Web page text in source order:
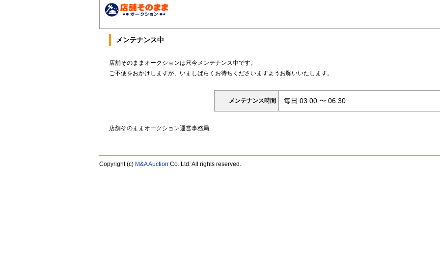
メンテナンス中
店舗そのままオークションは只今メンテナンス中です。
ご不便をおかけしますが、いましばらくお待ちくださいますようお願いいたします。
メンテナンス時間 毎日 03:00 〜 06:30
店舗そのままオークション運営事務局
Copyright (c) M&A Auction Co.,Ltd. All rights reserved.